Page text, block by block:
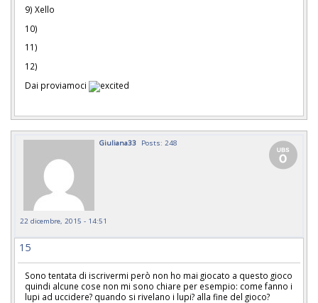
9) Xello
10)
11)
12)
Dai proviamoci
Giuliana33 Posts: 248
22 dicembre, 2015 - 14:51
15
Sono tentata di iscrivermi però non ho mai giocato a questo gioco
quindi alcune cose non mi sono chiare per esempio: come fanno i
lupi ad uccidere? quando si rivelano i lupi? alla fine del gioco?